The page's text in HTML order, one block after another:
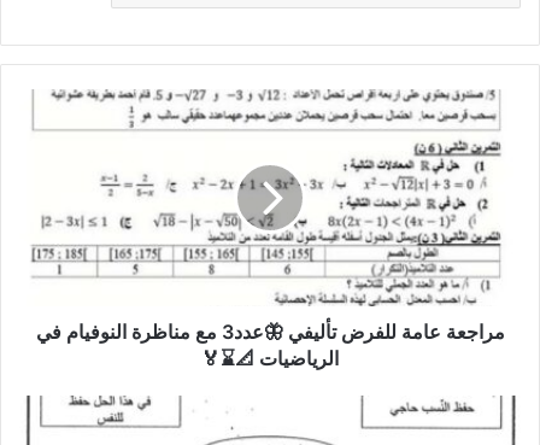
مراجعة
عامة
للفرض
تأليفي
عدد3
مناظرة
النوفيام
في
مراجعة عامة للفرض تأليفي 🦋عدد3 مع مناظرة النوفيام في
الرياضيات 📐⌛🏅
تأليفي